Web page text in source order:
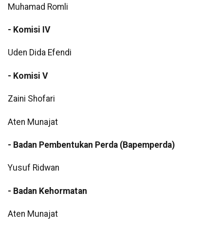
Muhamad Romli
- Komisi IV
Uden Dida Efendi
- Komisi V
Zaini Shofari
Aten Munajat
- Badan Pembentukan Perda (Bapemperda)
Yusuf Ridwan
- Badan Kehormatan
Aten Munajat